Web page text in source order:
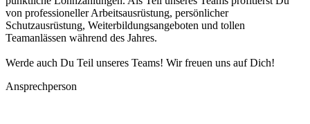
von professioneller Arbeitsausrüstung, persönlicher
Schutzausrüstung, Weiterbildungsangeboten und tollen
Teamanlässen während des Jahres.
Werde auch Du Teil unseres Teams! Wir freuen uns auf Dich!
Ansprechperson